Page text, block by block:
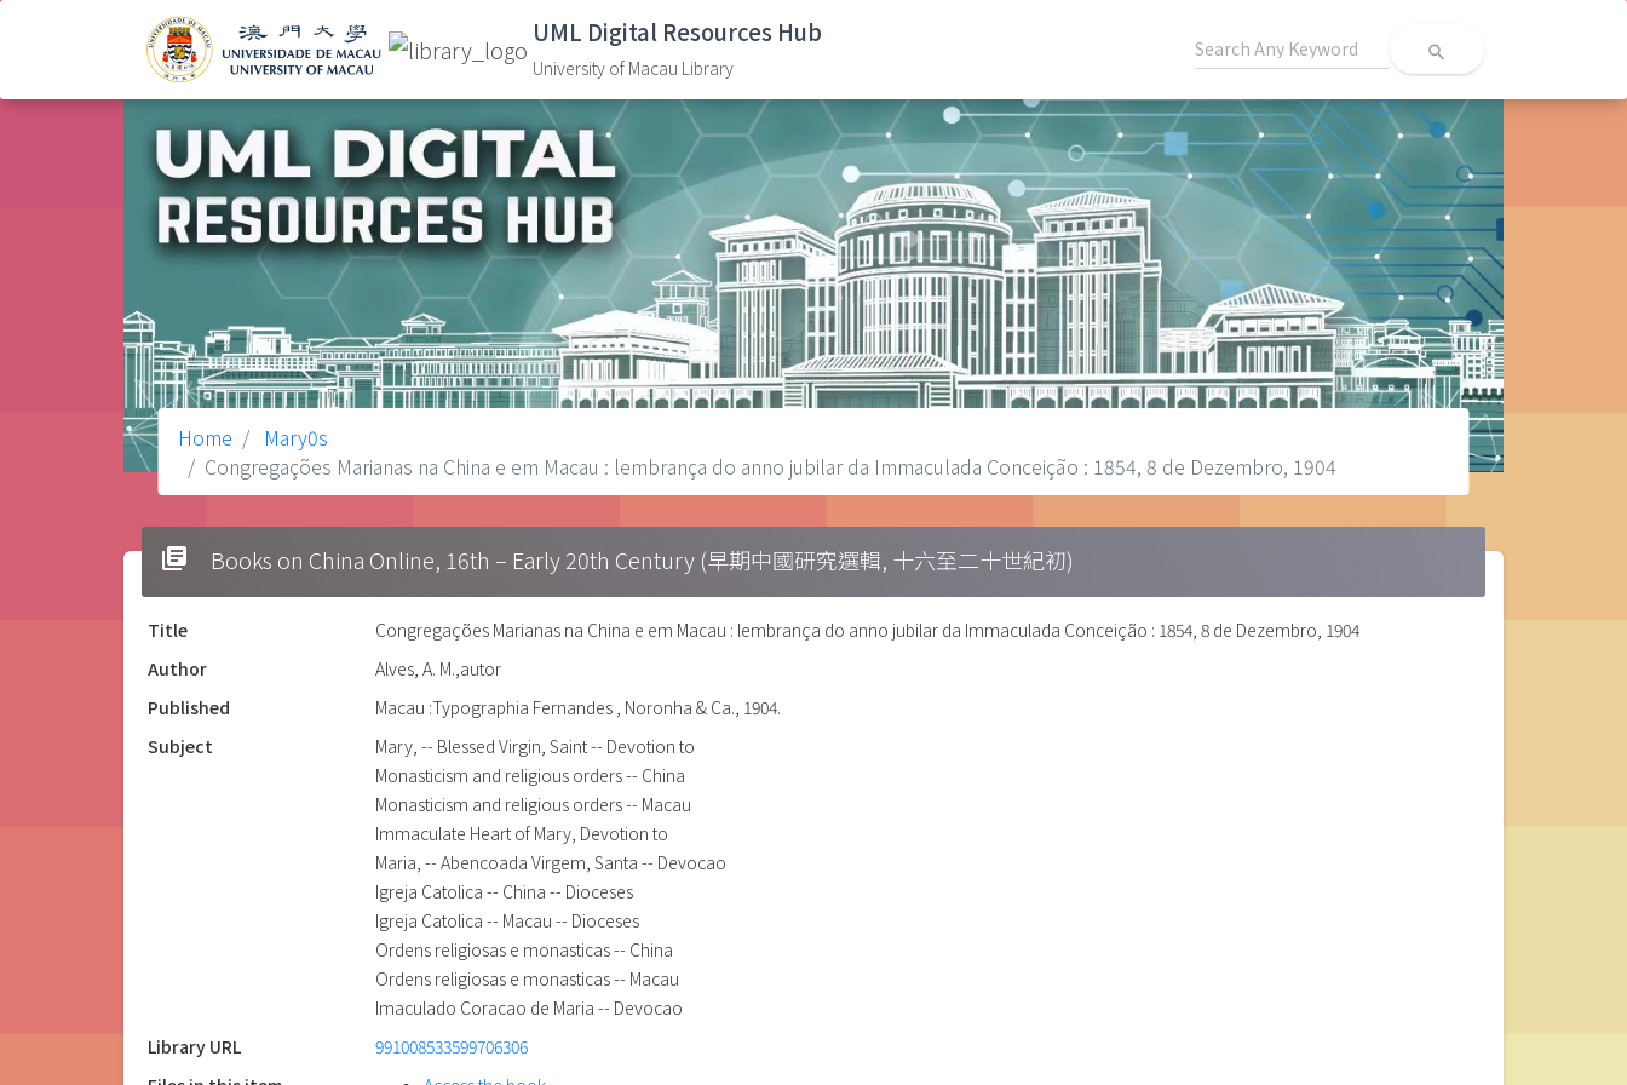
UML Digital Resources Hub
University of Macau Library
search
Home
Mary0s
Congregações Marianas na China e em Macau : lembrança do anno jubilar da Immaculada Conceição : 1854, 8 de Dezembro, 1904
library_books Books on China Online, 16th – Early 20th Century (早期中國研究選輯, 十六至二十世紀初)
Title
Congregações Marianas na China e em Macau : lembrança do anno jubilar da Immaculada Conceição : 1854, 8 de Dezembro, 1904
Author
Alves, A. M.,autor
Published
Macau :Typographia Fernandes , Noronha & Ca., 1904.
Subject
Mary, -- Blessed Virgin, Saint -- Devotion to
Monasticism and religious orders -- China
Monasticism and religious orders -- Macau
Immaculate Heart of Mary, Devotion to
Maria, -- Abencoada Virgem, Santa -- Devocao
Igreja Catolica -- China -- Dioceses
Igreja Catolica -- Macau -- Dioceses
Ordens religiosas e monasticas -- China
Ordens religiosas e monasticas -- Macau
Imaculado Coracao de Maria -- Devocao
Library URL
991008533599706306